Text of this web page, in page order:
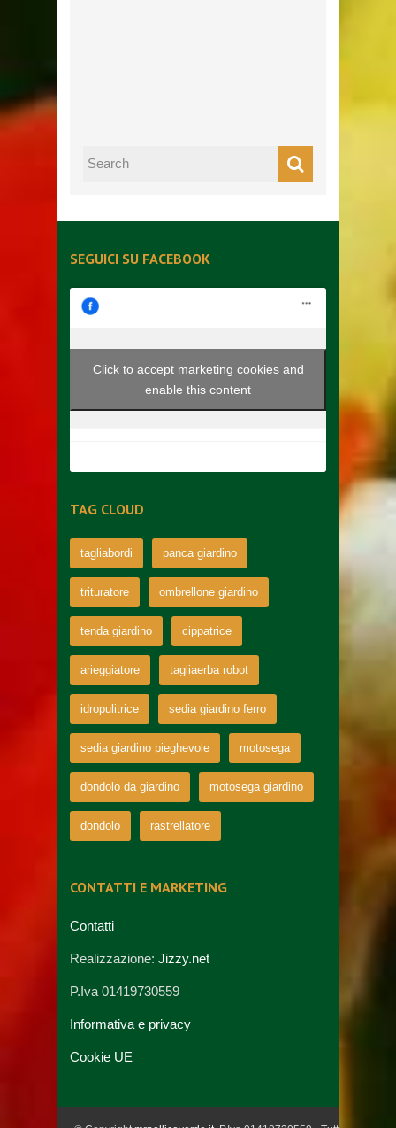
SEGUICI SU FACEBOOK
Click to accept marketing cookies and
enable this content
TAG CLOUD
tagliabordi panca giardino
trituratore ombrellone giardino
tenda giardino cippatrice
arieggiatore tagliaerba robot
idropulitrice sedia giardino ferro
sedia giardino pieghevole motosega
dondolo da giardino motosega giardino
dondolo rastrellatore
CONTATTI E MARKETING
Contatti
Realizzazione: Jizzy.net
P.Iva 01419730559
Informativa e privacy
Cookie UE